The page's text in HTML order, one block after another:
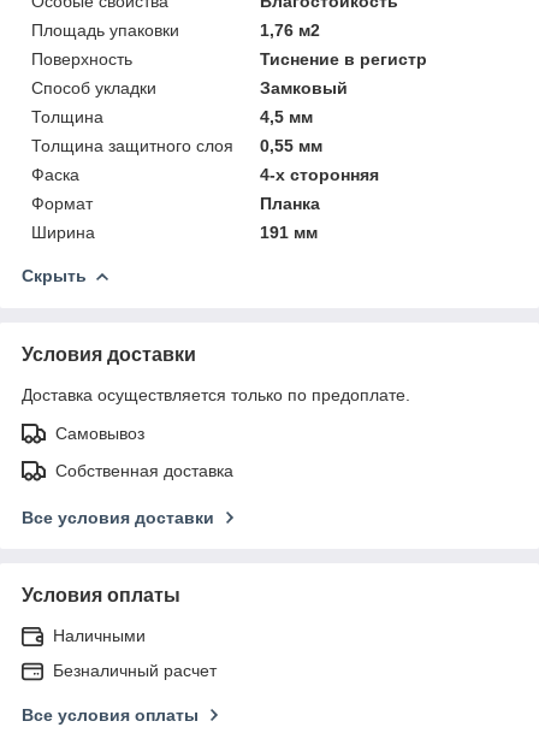
Площадь упаковки
1,76 м2
Поверхность
Тиснение в регистр
Способ укладки
Замковый
Толщина
4,5 мм
Толщина защитного слоя
0,55 мм
Фаска
4-х сторонняя
Формат
Планка
Ширина
191 мм
Скрыть
Условия доставки
Доставка осуществляется только по предоплате.
Самовывоз
Собственная доставка
Все условия доставки
Условия оплаты
Наличными
Безналичный расчет
Все условия оплаты